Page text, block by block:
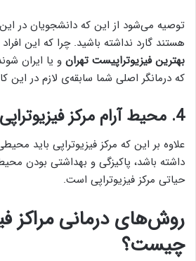
توصیه می‌شود از این که دانشجویان در
هستند گارد نداشته باشید. چرا که این افراد
بهترین فیزیوتراپیست تهران و یا ایران
که درمانگر اصلی شما سابقه‌ی لازم در این
4. محیط آرام مرکز فیزیوتراپی
علاوه بر این که مرکز فیزیوتراپی باید
داشته باشد، پاکیزگی و بهداشتی بودن
حیاتی مرکز فیزیوتراپی است.
روش‌های درمانی مراکز
چیست؟